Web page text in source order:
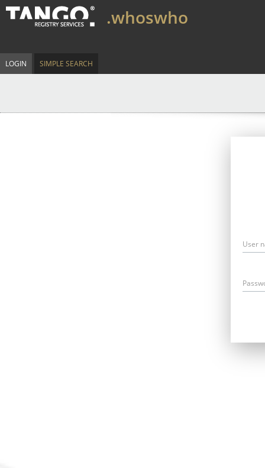
.whoswho
LOGIN SIMPLE SEARCH
User